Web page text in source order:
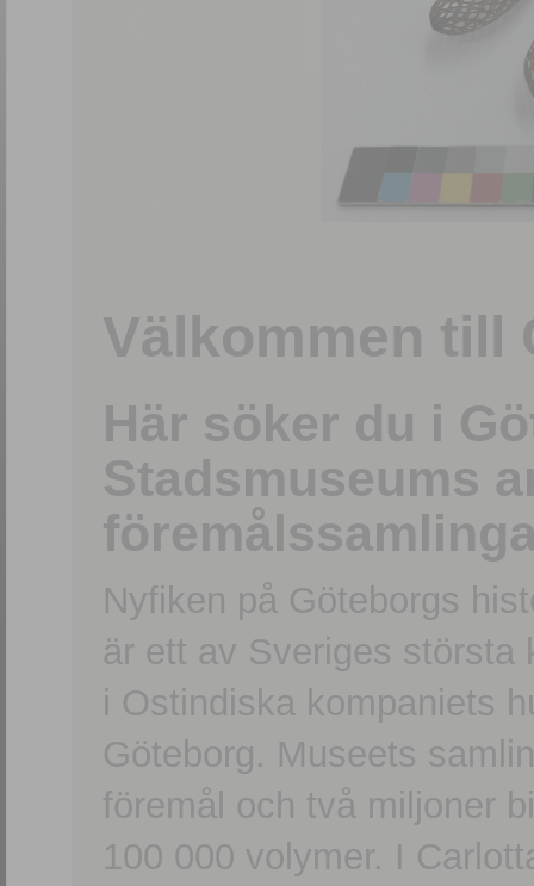
Välkommen till
Här söker du i
Stadsmuseums
Nyfiken på Göteborgs
är ett av Sveriges största
i Ostindiska kompaniets
Göteborg. Museets
föremål och två miljoner
100 000 volymer. I